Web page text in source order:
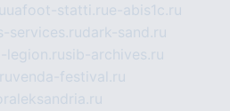
uafoot-statti.rue-abis1c.ru
services.rudark-sand.ru
legion.rusib-archives.ru
venda-festival.ru